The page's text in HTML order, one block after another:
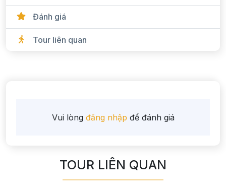
Đánh giá
Tour liên quan
Vui lòngđăng nhập để đánh giá
TOUR LIÊN QUAN